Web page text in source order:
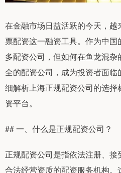
在金融市场日益活跃的今天，
票配资这一融资工具。作为中
多配资公司，但如何在鱼龙混
全的配资公司，成为投资者面
细解析上海正规配资公司的选
资平台。
## 一、什么是正规配资公司？
正规配资公司是指依法注册、
合法经营资质的配资服务机构